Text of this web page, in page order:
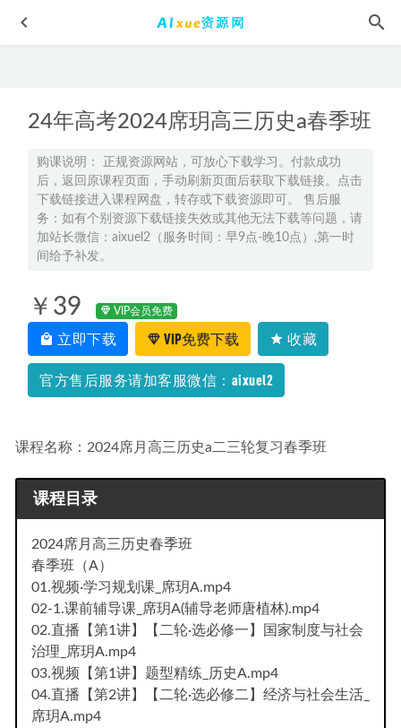
24年高考2024席玥高三历史a春季班
购课说明： 正规资源网站，可放心下载学习。付款成功
后，返回原课程页面，手动刷新页面后获取下载链接。点击
下载链接进入课程网盘，转存或下载资源即可。 售后服
务：如有个别资源下载链接失效或其他无法下载等问题，请
加站长微信：aixuel2（服务时间：早9点-晚10点）,第一时
间给予补发。
￥39 VIP会员免费
立即下载 VIP免费下载 收藏
官方售后服务请加客服微信：aixuel2
课程名称：2024席月高三历史a二三轮复习春季班
课程目录
2024席月高三历史春季班
春季班（A）
01.视频·学习规划课_席玥A.mp4
02-1.课前辅导课_席玥A(辅导老师唐植林).mp4
02.直播【第1讲】【二轮·选必修一】国家制度与社会
治理_席玥A.mp4
03.视频【第1讲】题型精练_历史A.mp4
04.直播【第2讲】【二轮·选必修二】经济与社会生活_
席玥A.mp4
23年高中数学网课2023周永亮高二数学课改B春季班视频教程
+课堂笔记 2023-05-27
高中语文网课资源下载猿辅导高中语文全套教程教学视频
高中化学教程2022林森高二化学尖端班全年班视频教程+课堂
笔记+讲义（寒/春/暑/秋） 2023-05-22
2025吴贤峰高二数学a网课教程下学期寒假班 2025-08-29
朗朗钢琴课教学视频，钢琴教学启蒙入门到精通，教你一步